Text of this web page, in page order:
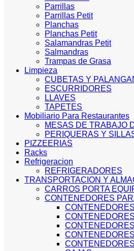
Parrillas
Parrillas Petit
Planchas
Planchas Petit
Salamandras Petit
Salmandras
Trampas de Grasa
Limpieza
CUBETAS Y
ESCURRIDORES
LLAVES
TAPETES
Mobiliario Para Restaurantes
MESAS DE TRABAJO
PERIQUERAS Y
PIZZEERIAS
Racks
Refrigeracion
REFRIGERADORES
TRANSPORTACION Y
CARROS PORTA
CONTENEDORES